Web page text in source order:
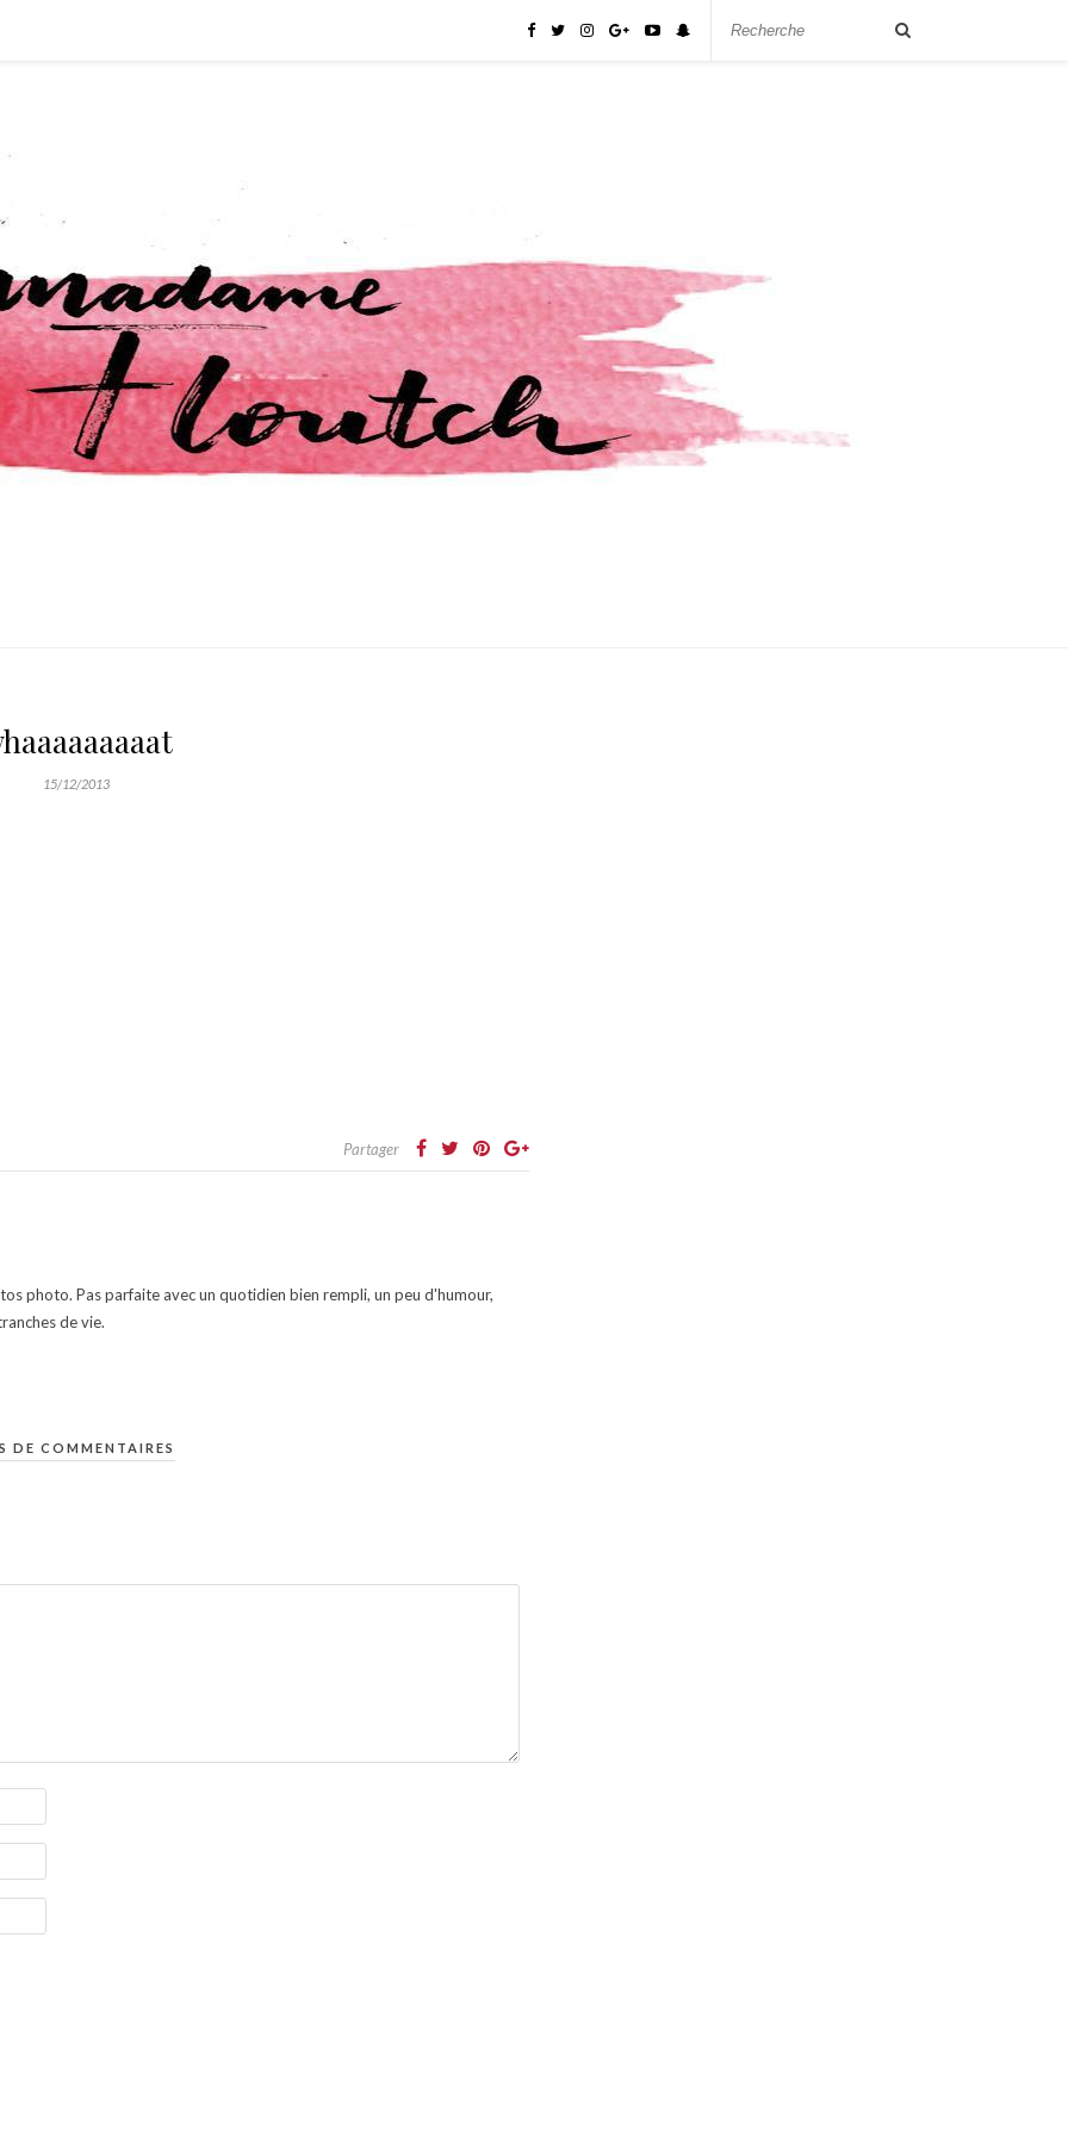
15/12/2013
Partager
photo. Pas parfaite avec un quotidien bien rempli, un peu d'humour,
de vie.
DE COMMENTAIRES